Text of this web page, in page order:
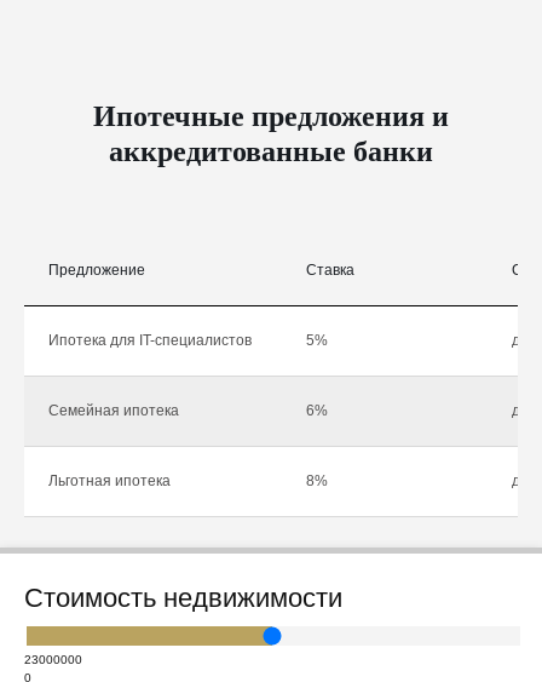
Ипотечные предложения и
аккредитованные банки
Предложение Ставка
Ипотека для IT-специалистов 5% до
Семейная ипотека 6% до
Льготная ипотека 8% до
Стоимость недвижимости
23000000
0